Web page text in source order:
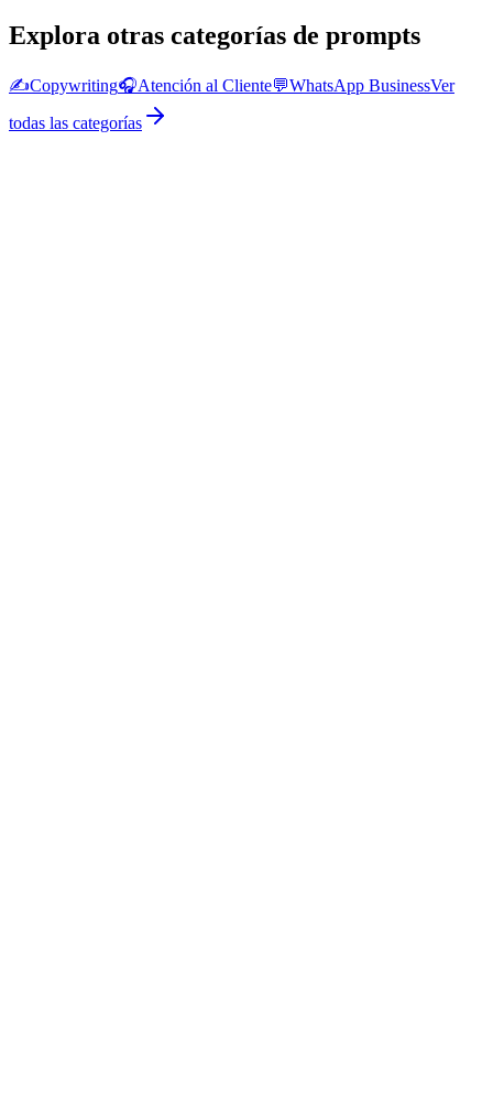
Explora otras categorías de prompts
✍️Copywriting🎧Atención al Cliente💬WhatsApp BusinessVer
todas las categorías